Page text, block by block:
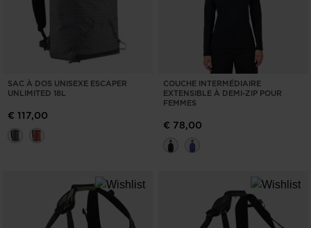
SAC À DOS UNISEXE ESCAPER
UNLIMITED 18L
€ 117,00
COUCHE INTERMÉDIAIRE
EXTENSIBLE À DEMI-ZIP POUR
FEMMES
€ 78,00